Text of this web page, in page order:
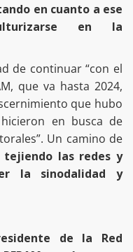
en cuanto a ese
en la
de continuar “con el
que va hasta 2024,
que hubo
en busca de
Un camino de
tejiendo las redes y
la sinodalidad y
de la Red